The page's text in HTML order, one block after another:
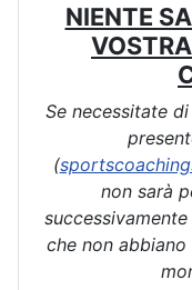
NIENTE
Se necessitate
(
non sarà
successivamente
che non